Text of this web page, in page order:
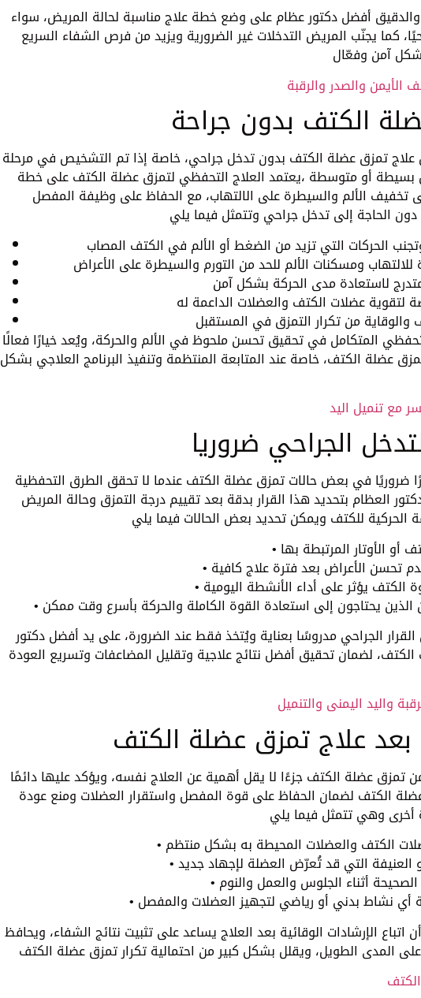
أفضل دكتور عظام على وضع خطة علاج مناسبة لحالة المريض، سواء
كما يجنّب المريض التدخلات غير الضرورية ويزيد من فرص الشفاء السريع
الأيمن والصدر والرقبة
الكتف بدون جراحة
علاج تمزق عضلة الكتف بدون تدخل جراحي، خاصة إذا تم التشخيص في مرحلة
بسيطة أو متوسطة ،يعتمد العلاج التحفظي لتمزق عضلة الكتف على خطة
تخفيف الألم والسيطرة على الالتهاب، مع الحفاظ على وظيفة المفصل
المتكامل في تحقيق تحسن ملحوظ في الألم والحركة، ويُعد خيارًا فعالًا
عضلة الكتف، خاصة عند المتابعة المنتظمة وتنفيذ البرنامج العلاجي بشكل
مع تنميل اليد
الجراحي ضروريا
ضروريًا في بعض حالات تمزق عضلة الكتف عندما لا تحقق الطرق التحفظية
العظام بتحديد هذا القرار بدقة بعد تقييم درجة التمزق وحالة المريض
أو الأوتار المرتبطة بها
تحسن الأعراض بعد فترة علاج كافية
يؤثر على أداء الأنشطة اليومية
الذين يحتاجون إلى استعادة القوة الكاملة والحركة بأسرع وقت ممكن
الجراحي مدروسًا بعناية ويُتخذ فقط عند الضرورة، على يد أفضل دكتور
لضمان تحقيق أفضل نتائج علاجية وتقليل المضاعفات وتسريع العودة
واليد اليمنى والتنميل
بعد علاج تمزق عضلة الكتف
تمزق عضلة الكتف جزءًا لا يقل أهمية عن العلاج نفسه، ويؤكد عليها دائمًا
الكتف لضمان الحفاظ على قوة المفصل واستقرار العضلات ومنع عودة
الإرشادات الوقائية بعد العلاج يساعد على تثبيت نتائج الشفاء، ويحافظ
المدى الطويل، ويقلل بشكل كبير من احتمالية تكرار تمزق عضلة الكتف